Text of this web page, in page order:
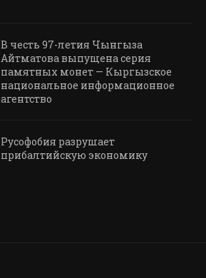
В честь 97-летия Чынгыза
Айтматова выпущена серия
памятных монет — Кыргызское
национальное информационное
агентство
Русофобия разрушает
прибалтийскую экономику